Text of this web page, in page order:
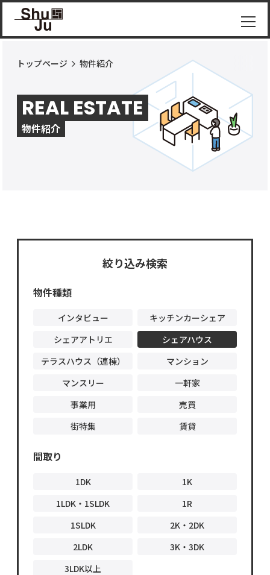
物件
ShuJu
につ
いて
ー・管
トップページ 物件紹介
REAL ESTATE
物件紹介
絞り込み検索
物件種類
インタビュー
キッチンカーシェア
シェアアトリエ
シェアハウス
テラスハウス（連棟）
マンション
マンスリー
一軒家
事業用
売買
街特集
賃貸
間取り
1DK
1K
1LDK・1SLDK
1R
1SLDK
2K・2DK
2LDK
3K・3DK
3LDK以上